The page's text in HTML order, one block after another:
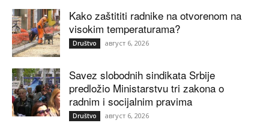
Kako zaštititi radnike na otvorenom na
visokim temperaturama?
Društvo август 6, 2026
Savez slobodnih sindikata Srbije
predložio Ministarstvu tri zakona o
radnim i socijalnim pravima
Društvo август 6, 2026